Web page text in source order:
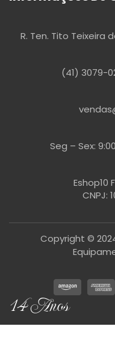
R. Ten. Tito Teixeira
(41) 3079-
Seg – Sex:
Eshop10
CNPJ:
Copyright ©
14 Anos